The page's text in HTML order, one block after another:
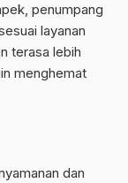
penumpang
layanan
terasa lebih
menghemat
dan